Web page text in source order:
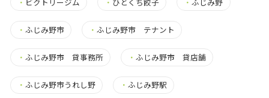
・ ふじみ野市 ・ふじみ野市 テナント
・ ふじみ野市 貸事務所 ・ふじみ野市 貸店舗
・ ふじみ野市うれし野 ・ふじみ野駅